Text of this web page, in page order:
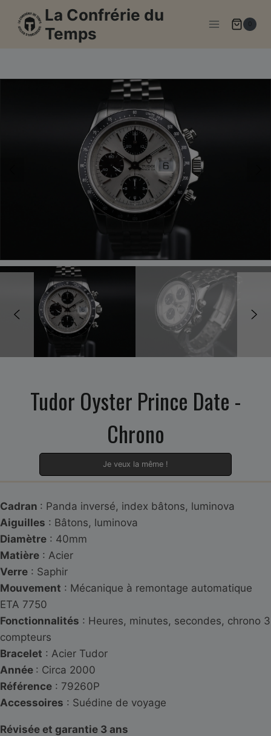
contenu
La Confrérie du
Temps
Tudor Oyster Prince Date -
Chrono
Je veux la même !
Cadran : Panda inversé, index bâtons, luminova
Aiguilles : Bâtons, luminova
Diamètre : 40mm
Matière : Acier
Verre : Saphir
Mouvement : Mécanique à remontage automatique
ETA 7750
Fonctionnalités : Heures, minutes, secondes, chrono 3
compteurs
Bracelet : Acier Tudor
Année : Circa 2000
Référence : 79260P
Accessoires : Suédine de voyage
Révisée et garantie 3 ans